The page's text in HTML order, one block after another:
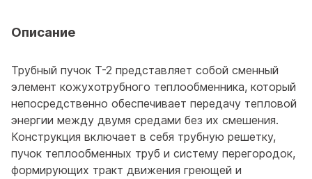
Описание
Трубный пучок Т-2 представляет собой сменный
элемент кожухотрубного теплообменника, который
непосредственно обеспечивает передачу тепловой
энергии между двумя средами без их смешения.
Конструкция включает в себя трубную решетку,
пучок теплообменных труб и систему перегородок,
формирующих тракт движения греющей и